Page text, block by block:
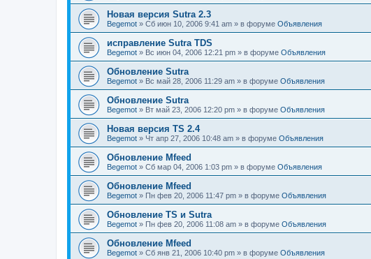
Новая версия Sutra 2.3
Begemot » Сб июн 10, 2006 9:41 am » в форуме Объявления
исправление Sutra TDS
Begemot » Вс июн 04, 2006 12:21 pm » в форуме Объявления
Обновление Sutra
Begemot » Вс май 28, 2006 11:29 am » в форуме Объявления
Обновление Sutra
Begemot » Вт май 23, 2006 12:20 pm » в форуме Объявления
Новая версия TS 2.4
Begemot » Чт апр 27, 2006 10:48 am » в форуме Объявления
Обновление Mfeed
Begemot » Сб мар 04, 2006 1:03 pm » в форуме Объявления
Обновление Mfeed
Begemot » Пн фев 20, 2006 11:47 pm » в форуме Объявления
Обновление TS и Sutra
Begemot » Пн фев 20, 2006 11:08 am » в форуме Объявления
Обновление Mfeed
Begemot » Сб янв 21, 2006 10:40 pm » в форуме Объявления